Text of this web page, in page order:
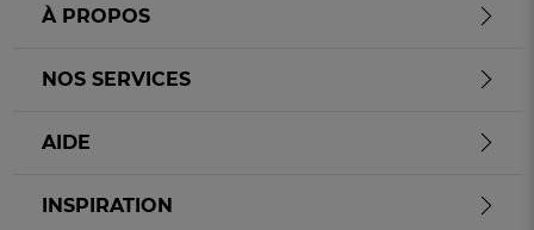
À PROPOS
NOS SERVICES
AIDE
INSPIRATION